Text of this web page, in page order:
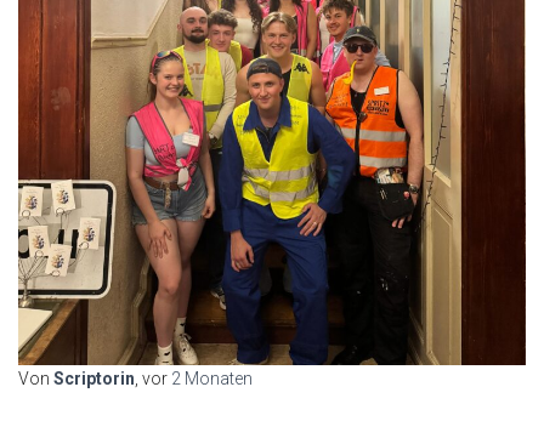
Von Scriptorin , vor 2 Monaten